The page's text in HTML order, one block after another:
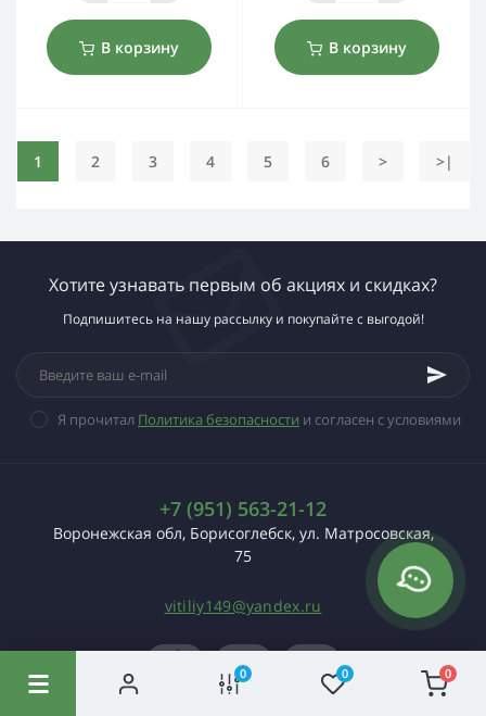
0 0 0
В корзину В корзину
1 2 3 4 5 6 > >|
Хотите узнавать первым об акциях и скидках?
Подпишитесь на нашу рассылку и покупайте с выгодой!
Я прочитал Политика безопасности и согласен с условиями
+7 (951) 563-21-12
Воронежская обл, Борисоглебск, ул. Матросовская,
75
vitiliy149@yandex.ru